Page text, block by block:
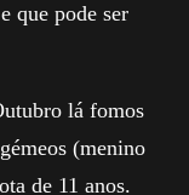
que pode ser
lá fomos
(menino
de 11 anos.